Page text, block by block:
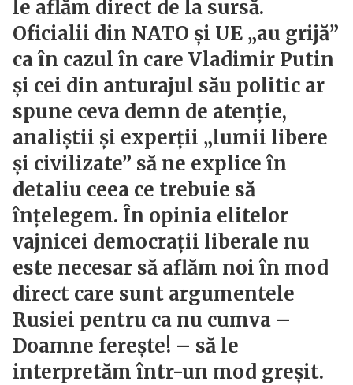
le aflăm direct de la sursă.
Oficialii din NATO și UE „au grijă”
ca în cazul în care Vladimir Putin
și cei din anturajul său politic ar
spune ceva demn de atenție,
analiștii și experții „lumii libere
și civilizate” să ne explice în
detaliu ceea ce trebuie să
înțelegem. În opinia elitelor
vajnicei democrații liberale nu
este necesar să aflăm noi în mod
direct care sunt argumentele
Rusiei pentru ca nu cumva –
Doamne ferește! – să le
interpretăm într-un mod greșit.